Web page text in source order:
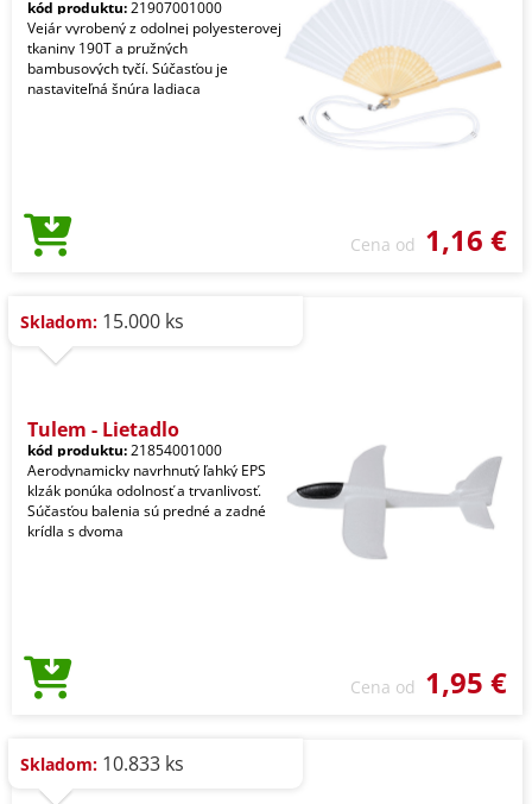
kód produktu:21907001000
Vejár vyrobený z odolnej polyesterovej
tkaniny 190T a pružných
bambusových tyčí. Súčasťou je
nastaviteľná šnúra ladiaca
Cena od 1,16 €
Skladom: 15.000 ks
Tulem - Lietadlo
kód produktu:21854001000
Aerodynamicky navrhnutý ľahký EPS
klzák ponúka odolnosť a trvanlivosť.
Súčasťou balenia sú predné a zadné
krídla s dvoma
Cena od 1,95 €
Skladom: 10.833 ks